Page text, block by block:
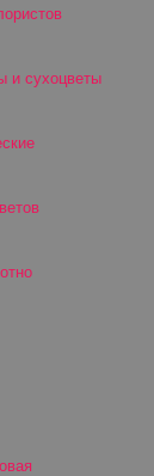
и сухоцветы